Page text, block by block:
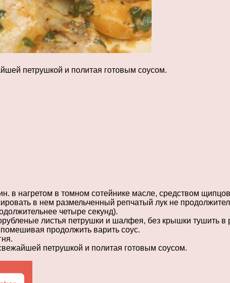
петрушкой и политая готовым соусом.
в нагретом в томном сотейнике масле, средством щипцов
в нем размельченный репчатый лук не
четыре секунд).
листья петрушки и шалфея, без крышки тушить в
продолжить варить соус.
петрушкой и политая готовым соусом.